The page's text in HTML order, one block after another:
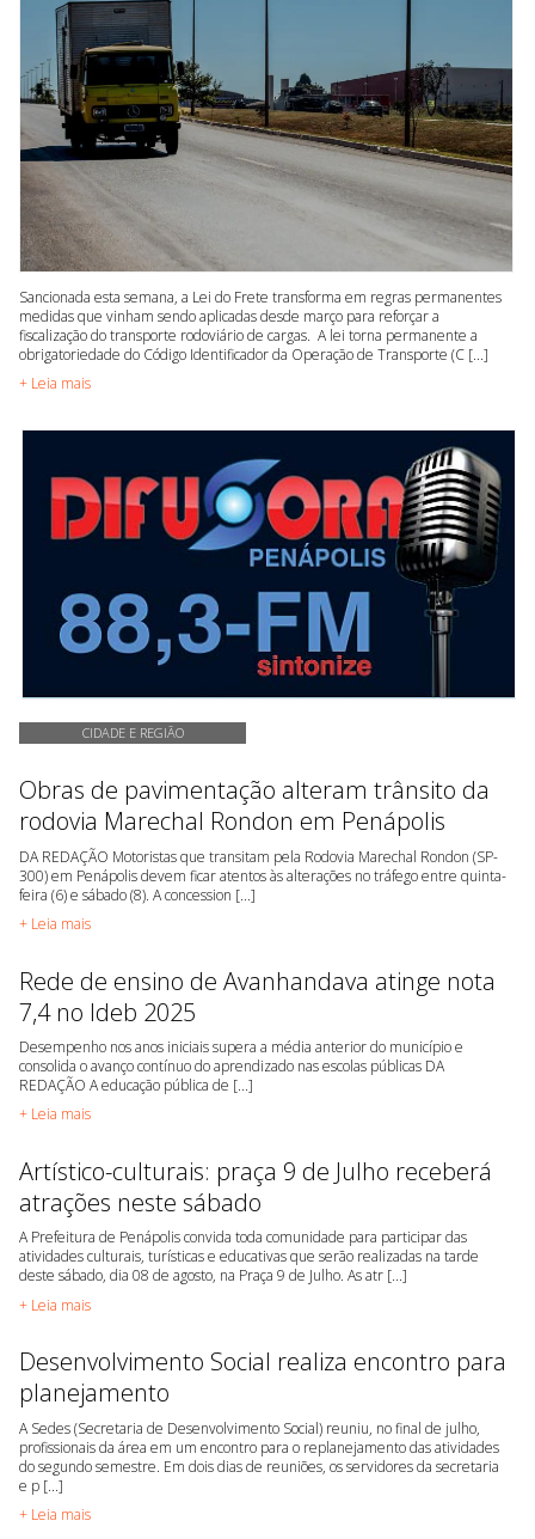
Sancionada esta semana, a Lei do Frete transforma em regras permanentes
medidas que vinham sendo aplicadas desde março para reforçar a
fiscalização do transporte rodoviário de cargas. A lei torna permanente a
obrigatoriedade do Código Identificador da Operação de Transporte (C [...]
+ Leia mais
CIDADE E REGIÃO
Obras de pavimentação alteram trânsito da
rodovia Marechal Rondon em Penápolis
DA REDAÇÃO Motoristas que transitam pela Rodovia Marechal Rondon (SP-
300) em Penápolis devem ficar atentos às alterações no tráfego entre quinta-
feira (6) e sábado (8). A concession [...]
+ Leia mais
Rede de ensino de Avanhandava atinge nota
7,4 no Ideb 2025
Desempenho nos anos iniciais supera a média anterior do município e
consolida o avanço contínuo do aprendizado nas escolas públicas DA
REDAÇÃO A educação pública de [...]
+ Leia mais
Artístico-culturais: praça 9 de Julho receberá
atrações neste sábado
A Prefeitura de Penápolis convida toda comunidade para participar das
atividades culturais, turísticas e educativas que serão realizadas na tarde
deste sábado, dia 08 de agosto, na Praça 9 de Julho. As atr [...]
+ Leia mais
Desenvolvimento Social realiza encontro para
planejamento
A Sedes (Secretaria de Desenvolvimento Social) reuniu, no final de julho,
profissionais da área em um encontro para o replanejamento das atividades
do segundo semestre. Em dois dias de reuniões, os servidores da secretaria
e p [...]
+ Leia mais